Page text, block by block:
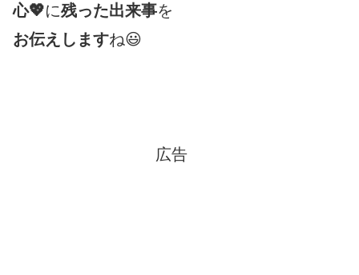
心💖に残った出来事を
お伝えしますね😃
広告